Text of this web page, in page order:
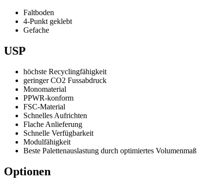
Faltboden
4-Punkt geklebt
Gefache
USP
höchste Recyclingfähigkeit
geringer CO2 Fussabdruck
Monomaterial
PPWR-konform
FSC-Material
Schnelles Aufrichten
Flache Anlieferung
Schnelle Verfügbarkeit
Modulfähigkeit
Beste Palettenauslastung durch optimiertes Volumenmaß
Optionen